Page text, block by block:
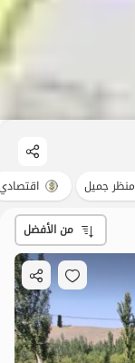
منظر جميل
من الأفضل